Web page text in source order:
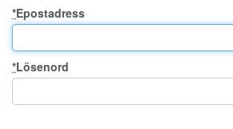
*Epostadress
*Lösenord